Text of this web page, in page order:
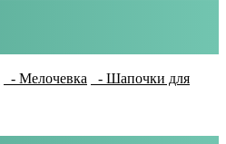
- Мелочевка
- Шапочки для